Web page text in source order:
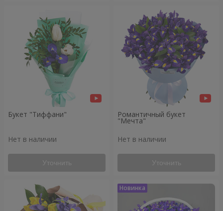
Букет "Тиффани"
Нет в наличии
Уточнить
Романтичный букет
"Мечта"
Нет в наличии
Уточнить